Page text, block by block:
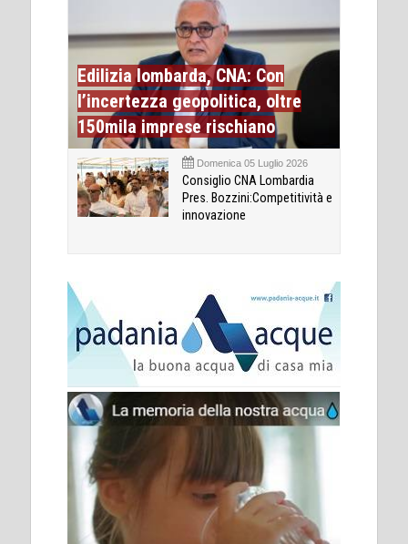
Edilizia lombarda, CNA: Con
l’incertezza geopolitica, oltre
150mila imprese rischiano
Domenica 05 Luglio 2026
Consiglio CNA Lombardia
Pres. Bozzini:Competitività e
innovazione